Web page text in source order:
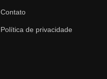
Contato
Política de privacidade